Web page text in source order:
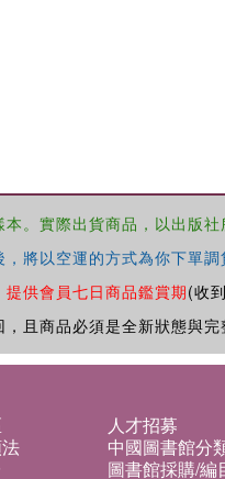
。實際出貨商品，以出版
將以空運的方式為你下單
提供會員七日商品鑑賞期(收
且商品必須是全新狀態與
人才招募
中國圖書館分
圖書館採購/編